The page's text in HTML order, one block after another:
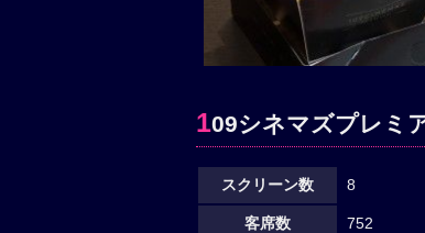
109シネマズプレミ
スクリーン数 8
客席数 752